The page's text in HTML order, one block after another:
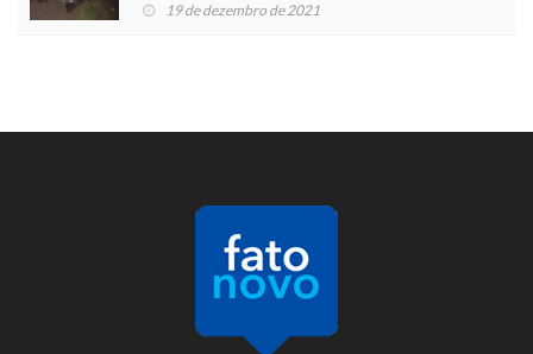
19 de dezembro de 2021